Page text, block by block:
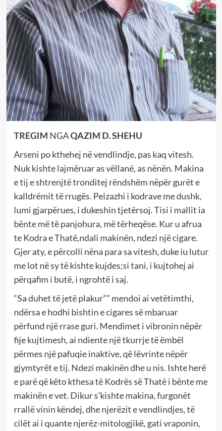
TREGIM NGAQAZIM D. SHEHU
Arseni po kthehej në vendlindje, pas kaq vitesh.
Nuk kishte lajmëruar as vëllanë, as nënën. Makina
e tij e shtrenjtë tronditej rëndshëm nëpër gurët e
kalldrëmit të rrugës. Peizazhi i kodrave me dushk,
lumi gjarpërues, i dukeshin tjetërsoj. Tisi i mallit ia
bënte më të panjohura, më tërheqëse. Kur u afrua
te Kodra e Thatë,ndali makinën, ndezi një cigare.
Gjer aty, e përcolli nëna para sa vitesh, duke iu lutur
me lot në sy të kishte kujdes;si tani, i kujtohej ai
përqafim i butë, i ngrohtë i saj.
“Sa duhet të jetë plakur”” mendoi ai vetëtimthi,
ndërsa e hodhi bishtin e cigares së mbaruar
përfund një rrase guri. Mendimet i vibronin nëpër
fije kujtimesh, ai ndiente një tkurrje të ëmbël
përmes një pafuqie inaktive, që lëvrinte nëpër
gjymtyrët e tij. Ndezi makinën dhe u nis. Ishte herë
e parë që këto kthesa të Kodrës së Thatë i bënte me
makinën e vet. Dikur s’kishte makina, furgonët
rrallë vinin këndej, dhe njerëzit e vendlindjes, të
cilët ai i quante njerëz-mitologjikë, gati vraponin,